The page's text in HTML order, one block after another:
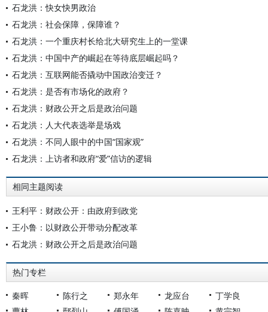
石龙洪：快女快男政治
石龙洪：社会保障，保障谁？
石龙洪：一个重庆村长给北大研究生上的一堂课
石龙洪：中国中产的崛起在等待底层崛起吗？
石龙洪：互联网能否撬动中国政治变迁？
石龙洪：是否有市场化的政府？
石龙洪：财政公开之后是政治问题
石龙洪：人大代表选举是场戏
石龙洪：不同人眼中的中国“国家观”
石龙洪：上访者和政府“爱”信访的逻辑
相同主题阅读
王利平：财政公开：由政府到政党
王小鲁：以财政公开带动分配改革
石龙洪：财政公开之后是政治问题
热门专栏
秦晖 陈行之 郑永年 龙应台
丁学良